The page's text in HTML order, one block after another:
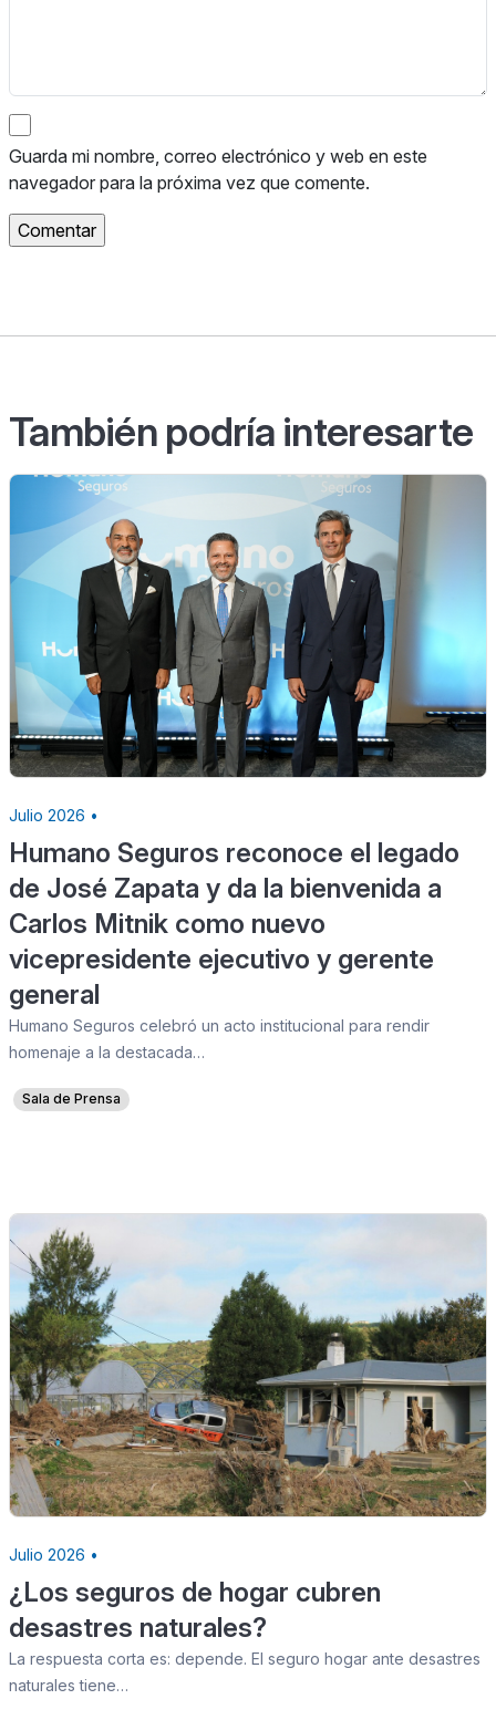
Guarda mi nombre, correo electrónico y web en este
navegador para la próxima vez que comente.
También podría interesarte
Julio 2026 •
Humano Seguros reconoce el legado
de José Zapata y da la bienvenida a
Carlos Mitnik como nuevo
vicepresidente ejecutivo y gerente
general
Humano Seguros celebró un acto institucional para rendir
homenaje a la destacada…
Sala de Prensa
Julio 2026 •
¿Los seguros de hogar cubren
desastres naturales?
La respuesta corta es: depende. El seguro hogar ante desastres
naturales tiene…